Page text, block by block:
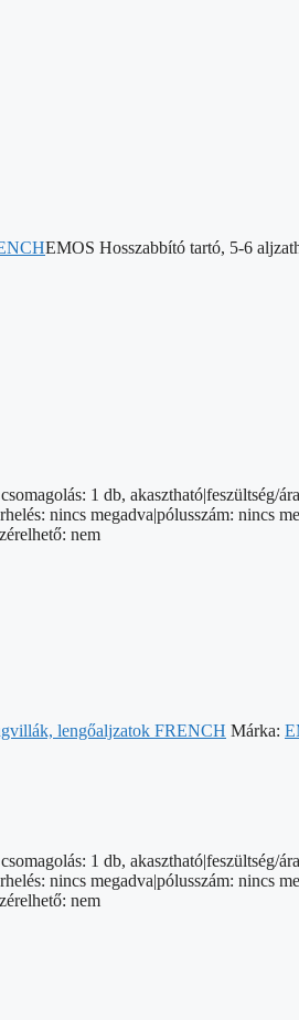
EMOS Hosszabbító tartó, 5-6
1 db, akasztható|feszültség/
nincs megadva|pólusszám: nincs
nem
lengőaljzatok FRENCH Márka:
1 db, akasztható|feszültség/
nincs megadva|pólusszám: nincs
nem